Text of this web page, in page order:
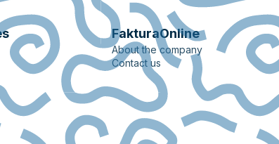
FakturaOnline
About the company
Contact us